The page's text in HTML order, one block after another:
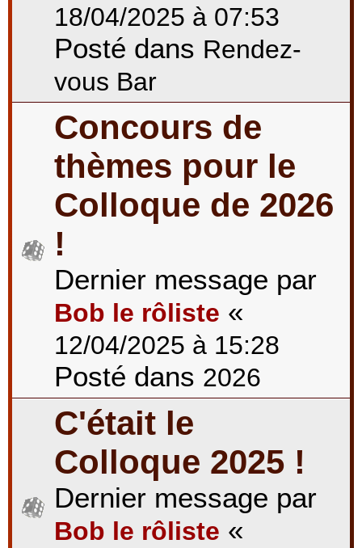
18/04/2025 à 07:53
Posté dans Rendez-
vous Bar
Concours de
thèmes pour le
Colloque de 2026
!
Dernier message par
Bob le rôliste «
12/04/2025 à 15:28
Posté dans 2026
C'était le
Colloque 2025 !
Dernier message par
Bob le rôliste «